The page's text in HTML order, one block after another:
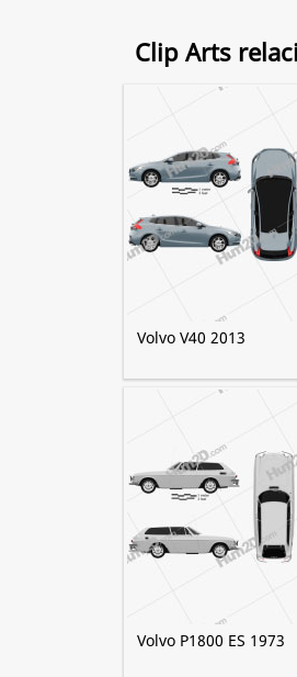
Clip Arts
Volvo V40 2013
Volvo P1800 ES 1973